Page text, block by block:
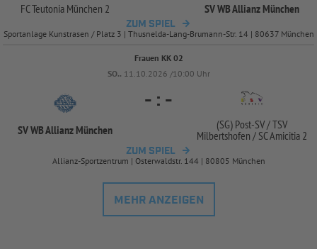
FC Teutonia München 2 SV WB Allianz München
ZUM SPIEL
Sportanlage Kunstrasen / Platz 3 | Thusnelda-Lang-Brumann-Str. 14 | 80637 München
Frauen KK 02
SO.. 11.10.2026 /10:00 Uhr
SV WB Allianz München
- : -
(SG) Post-SV /TSV
Milbertshofen / SC Amicitia 2
ZUM SPIEL
Allianz-Sportzentrum | Osterwaldstr. 144 | 80805 München
MEHR ANZEIGEN